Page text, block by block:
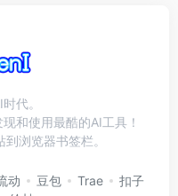
代。
和使用最酷的AI工具！
浏览器书签栏。
动 豆包 Trae
扣子